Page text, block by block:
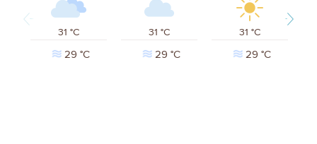
31 °C
29 °C
31 °C
29 °C
31 °C
29 °C